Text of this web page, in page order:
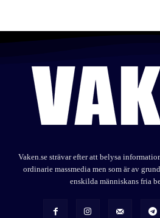
Vaken.se strävar efter att belysa
ordinarie massmedia men som är av
enskilda människans fria